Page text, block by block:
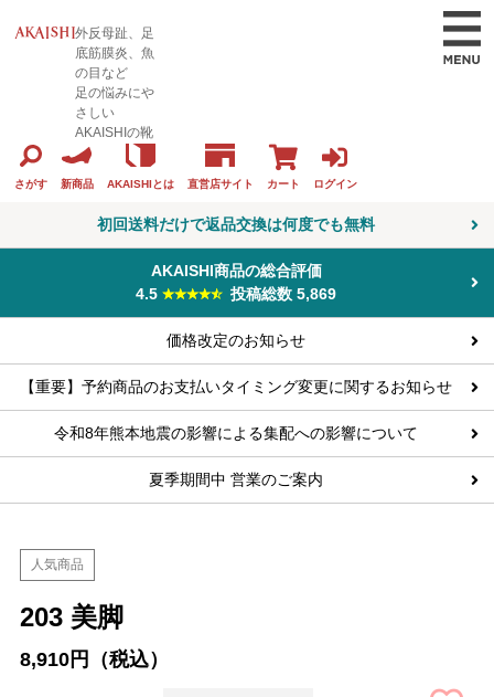
外反母趾、足
底筋膜炎、魚
の目など
足の悩みにや
さしい
AKAISHIの靴
さがす 新商品 AKAISHIとは 直営店サイト カート ログイン
初回送料だけで返品交換は何度でも無料
AKAISHI商品の総合評価
4.5
投稿総数 5,869
価格改定のお知らせ
【重要】予約商品のお支払いタイミング変更に関するお知らせ
令和8年熊本地震の影響による集配への影響について
夏季期間中 営業のご案内
人気商品
203 美脚
8,910円（税込）